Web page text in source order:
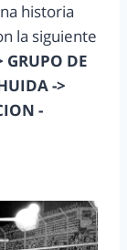
historia
la siguiente
DE
->
-